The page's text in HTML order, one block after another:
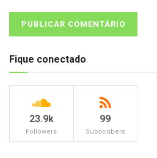
Fique conectado
23.9k
Followers
99
Subscribers